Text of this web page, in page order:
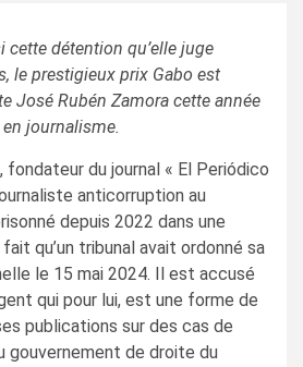
cette détention qu’elle juge
le prestigieux prix Gabo est
José Rubén Zamora cette année
journalisme.
fondateur du journal « El Periódico
anticorruption au
depuis 2022 dans une
qu’un tribunal avait ordonné sa
le 15 mai 2024. Il est accusé
qui pour lui, est une forme de
publications sur des cas de
gouvernement de droite du